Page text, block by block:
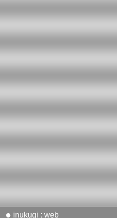
● inukugi : web